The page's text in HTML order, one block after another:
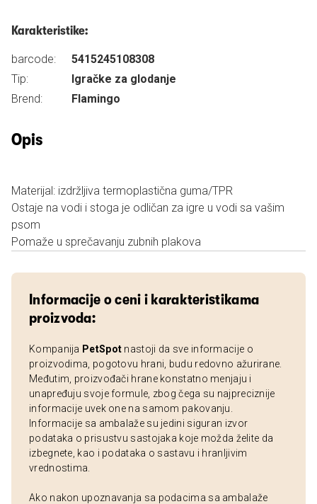
Karakteristike:
barcode:
5415245108308
Tip:
Igračke za glodanje
Brend:
Flamingo
Opis
Materijal: izdržljiva termoplastična guma/TPR
Ostaje na vodi i stoga je odličan za igre u vodi sa vašim
psom
Pomaže u sprečavanju zubnih plakova
Informacije o ceni i karakteristikama
proizvoda:
Kompanija PetSpot nastoji da sve informacije o
proizvodima, pogotovu hrani, budu redovno ažurirane.
Međutim, proizvođači hrane konstatno menjaju i
unapređuju svoje formule, zbog čega su najpreciznije
informacije uvek one na samom pakovanju.
Informacije sa ambalaže su jedini siguran izvor
podataka o prisustvu sastojaka koje možda želite da
izbegnete, kao i podataka o sastavu i hranljivim
vrednostima.
Ako nakon upoznavanja sa podacima sa ambalaže